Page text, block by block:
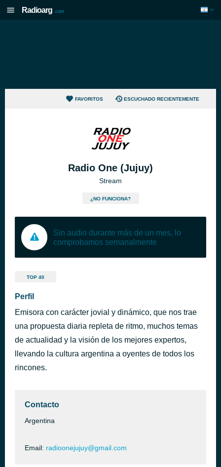
Radioarg .com
FAVORITOS ESCUCHADO RECIENTEMENTE
Radio One (Jujuy)
Stream
¿NO FUNCIONA?
Sin audio durante más de un mes, lo
comprobamos semanalmente
TOP 40
Perfil
Emisora con carácter jovial y dinámico, que nos trae
una propuesta diaria repleta de ritmo, muchos temas
de actualidad y la visión de los mejores expertos,
llevando la cultura argentina a oyentes de todos los
rincones.
Contacto
Argentina
Email: radioonejujuy@gmail.com